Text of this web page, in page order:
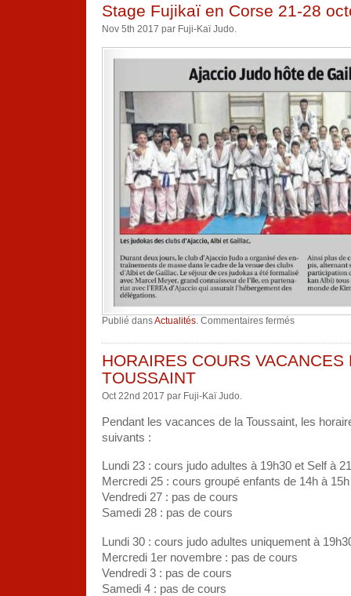
14
Stage Fujikaï en Corse 21-28
Nov 5th 2017 par Fuji-Kaï Judo.
Publié dansActualités Commentaires ferméssur
en
21-
HORAIRES COURS VACANCES
TOUSSAINT
Oct 22nd 2017 par Fuji-Kaï Judo.
Pendant les vacances de la Toussaint, les
suivants :
Lundi 23 : cours judo adultes à 19h30 et Self à
Mercredi 25 : cours groupé enfants de 14h à 15h
Vendredi 27 : pas de cours
Samedi 28 : pas de cours
Lundi 30 : cours judo adultes uniquement à
Mercredi 1er novembre : pas de cours
Vendredi 3 : pas de cours
Samedi 4 : pas de cours